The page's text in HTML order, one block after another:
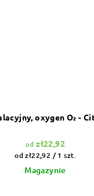
oxygen O₂ -
od zł22,92
Cena
jednostkowa:
od zł22,92 / 1 szt.
Magazynie